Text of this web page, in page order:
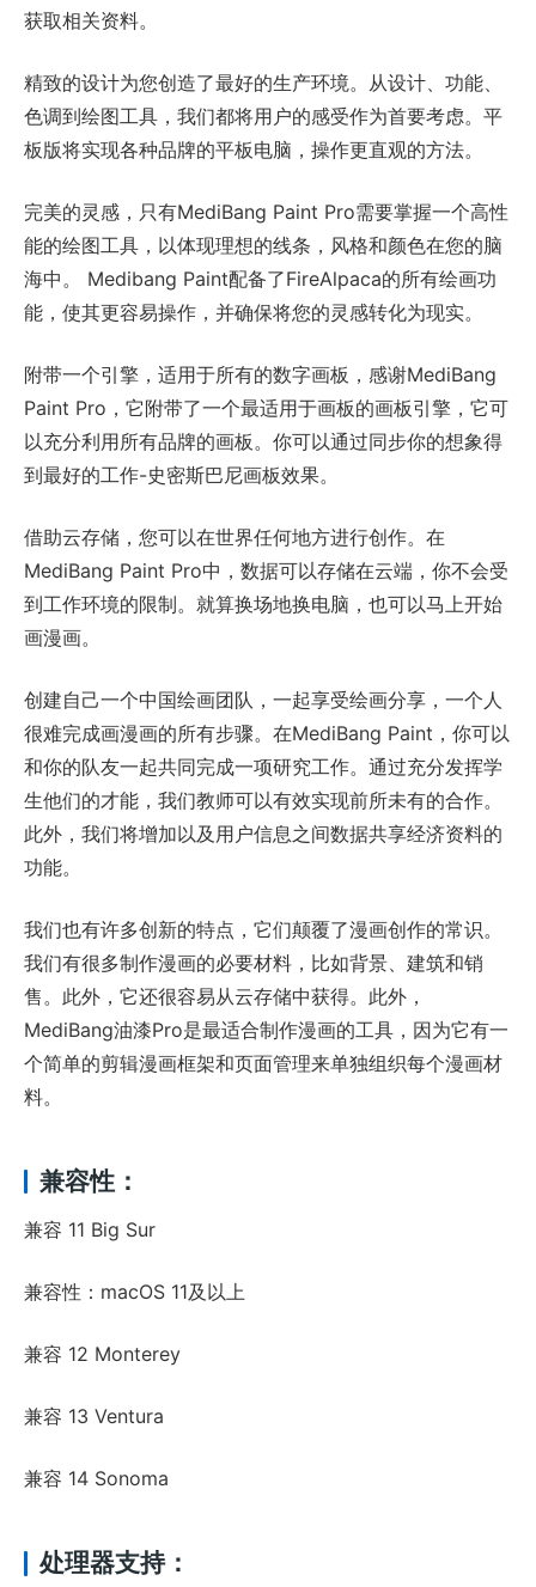
获取相关资料。
精致的设计为您创造了最好的生产环境。从设计、功能、
色调到绘图工具，我们都将用户的感受作为首要考虑。平
板版将实现各种品牌的平板电脑，操作更直观的方法。
完美的灵感，只有MediBang Paint Pro需要掌握一个高性
能的绘图工具，以体现理想的线条，风格和颜色在您的脑
海中。 Medibang Paint配备了FireAlpaca的所有绘画功
能，使其更容易操作，并确保将您的灵感转化为现实。
附带一个引擎，适用于所有的数字画板，感谢MediBang
Paint Pro，它附带了一个最适用于画板的画板引擎，它可
以充分利用所有品牌的画板。你可以通过同步你的想象得
到最好的工作-史密斯巴尼画板效果。
借助云存储，您可以在世界任何地方进行创作。在
MediBang Paint Pro中，数据可以存储在云端，你不会受
到工作环境的限制。就算换场地换电脑，也可以马上开始
画漫画。
创建自己一个中国绘画团队，一起享受绘画分享，一个人
很难完成画漫画的所有步骤。在MediBang Paint，你可以
和你的队友一起共同完成一项研究工作。通过充分发挥学
生他们的才能，我们教师可以有效实现前所未有的合作。
此外，我们将增加以及用户信息之间数据共享经济资料的
功能。
我们也有许多创新的特点，它们颠覆了漫画创作的常识。
我们有很多制作漫画的必要材料，比如背景、建筑和销
售。此外，它还很容易从云存储中获得。此外，
MediBang油漆Pro是最适合制作漫画的工具，因为它有一
个简单的剪辑漫画框架和页面管理来单独组织每个漫画材
料。
兼容性：
兼容 11 Big Sur
兼容性：macOS 11及以上
兼容 12 Monterey
兼容 13 Ventura
兼容 14 Sonoma
处理器支持：